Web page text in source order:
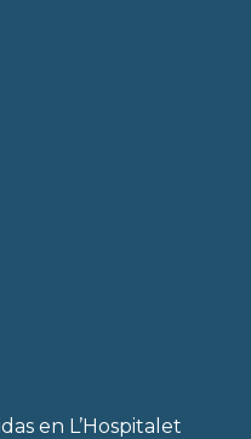
en L’Hospitalet